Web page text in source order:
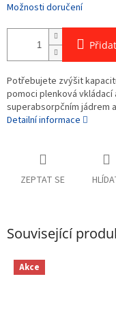
Možnosti doručení
Potřebujete zvýšit
pomoci plenková
superabsorpčním jádrem
Detailní informace
ZEPTAT SE
Související
Akce